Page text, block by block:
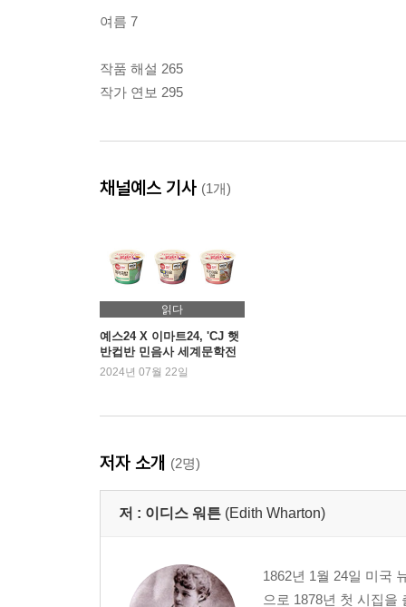
여름 7
작품 해설 265
작가 연보 295
채널예스 기사 (1개)
읽다
예스24 X 이마트24, 'CJ 햇
반컵반 민음사 세계문학전
집 에디션' 출시
2024년 07월 22일
저자 소개 (2명)
저 : 이디스 워튼 (Edith Wharton)
1862년 1월 24일 미국
으로 1878년 첫 시집을